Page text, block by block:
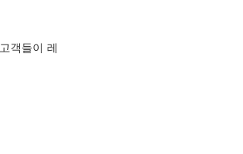
고객들이 레